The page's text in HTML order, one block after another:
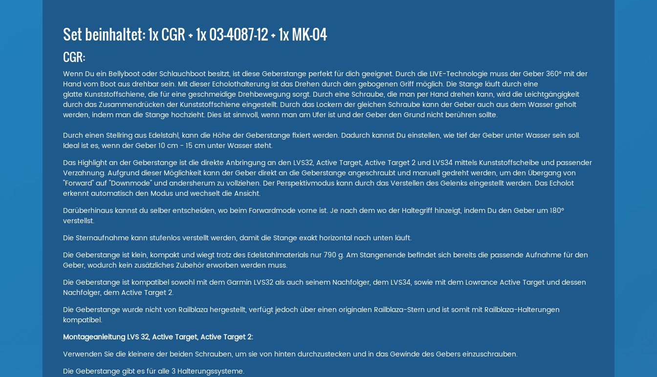
Set beinhaltet: 1x CGR + 1x 03-4087-12 + 1x MK-04
CGR:
Wenn Du ein Bellyboot oder Schlauchboot besitzt, ist diese Geberstange perfekt für dich geeignet. Durch die LIVE-Technologie muss der Geber 360° mit der
Hand vom Boot aus drehbar sein. Mit dieser Echolothalterung ist das Drehen durch den gebogenen Griff möglich. Die Stange läuft durch eine
glatte Kunststoffschiene, die für eine geschmeidige Drehbewegung sorgt. Durch eine Schraube, die man per Hand drehen kann, wird die Leichtgängigkeit
durch das Zusammendrücken der Kunststoffschiene eingestellt. Durch das Lockern der gleichen Schraube kann der Geber auch aus dem Wasser geholt
werden, indem man die Stange hochzieht. Dies ist sinnvoll, wenn man am Ufer ist und der Geber den Grund nicht berühren sollte.
Durch einen Stellring aus Edelstahl, kann die Höhe der Geberstange fixiert werden. Dadurch kannst Du einstellen, wie tief der Geber unter Wasser sein soll.
Ideal ist es, wenn der Geber 10 cm - 15 cm unter Wasser steht.
Das Highlight an der Geberstange ist die direkte Anbringung an den LVS32, Active Target, Active Target 2 und LVS34 mittels Kunststoffscheibe und passender
Verzahnung. Aufgrund dieser Möglichkeit kann der Geber direkt an die Geberstange angeschraubt und manuell gedreht werden, um den Übergang von
"Forward" auf "Downmode" und andersherum zu vollziehen. Der Perspektivmodus kann durch das Verstellen des Gelenks eingestellt werden. Das Echolot
erkennt automatisch den Modus und wechselt die Ansicht.
Darüberhinaus kannst du selber entscheiden, wo beim Forwardmode vorne ist. Je nach dem wo der Haltegriff hinzeigt, indem Du den Geber um 180°
verstellst.
Die Sternaufnahme kann stufenlos verstellt werden, damit die Stange exakt horizontal nach unten läuft.
Die Geberstange ist klein, kompakt und wiegt trotz des Edelstahlmaterials nur 790 g. Am Stangenende befindet sich bereits die passende Aufnahme für den
Geber, wodurch kein zusätzliches Zubehör erworben werden muss.
Die Geberstange ist kompatibel sowohl mit dem Garmin LVS32 als auch seinem Nachfolger, dem LVS34, sowie mit dem Lowrance Active Target und dessen
Nachfolger, dem Active Target 2.
Die Geberstange wurde nicht von Railblaza hergestellt, verfügt jedoch über einen originalen Railblaza-Stern und ist somit mit Railblaza-Halterungen
kompatibel.
Montageanleitung LVS 32, Active Target, Active Target 2:
Verwenden Sie die kleinere der beiden Schrauben, um sie von hinten durchzustecken und in das Gewinde des Gebers einzuschrauben.
Die Geberstange gibt es für alle 3 Halterungssysteme.